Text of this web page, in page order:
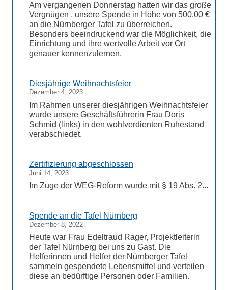
Am vergangenen Donnerstag hatten wir das große
Vergnügen , unsere Spende in Höhe von 500,00 €
an die Nürnberger Tafel zu überreichen.
Besonders beeindruckend war die Möglichkeit, die
Einrichtung und ihre wertvolle Arbeit vor Ort
genauer kennenzulernen.
Diesjährige Weihnachtsfeier
Dezember 4, 2023
Im Rahmen unserer diesjährigen Weihnachtsfeier
wurde unsere Geschäftsführerin Frau Doris
Schmid (links) in den wohlverdienten Ruhestand
verabschiedet.
Zertifizierung abgeschlossen
Juni 14, 2023
Im Zuge der WEG-Reform wurde mit § 19 Abs. 2...
Spende an die Tafel Nürnberg
Dezember 8, 2022
Heute war Frau Edeltraud Rager, Projektleiterin
der Tafel Nürnberg bei uns zu Gast. Die
Helferinnen und Helfer der Nürnberger Tafel
sammeln gespendete Lebensmittel und verteilen
diese an bedürftige Personen oder Familien.